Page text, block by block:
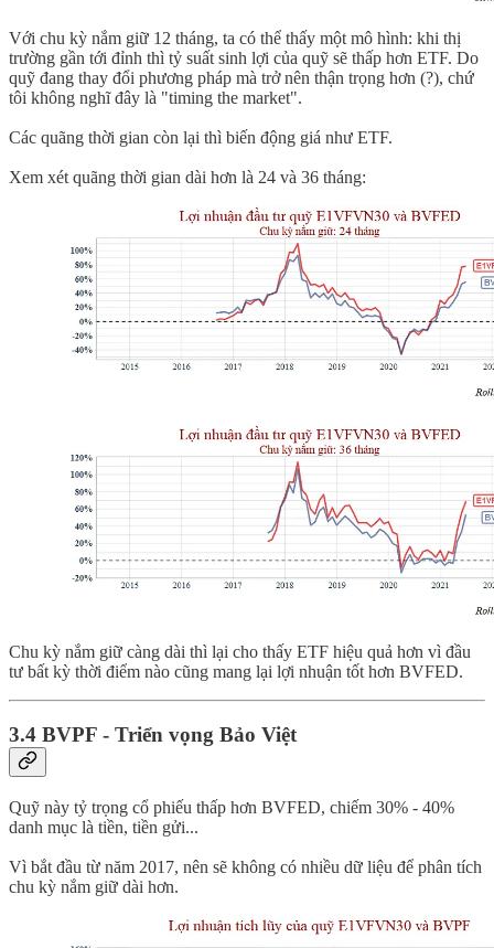
Với chu kỳ nắm giữ 12 tháng, ta có thể thấy một mô hình: khi thị
trường gần tới đỉnh thì tỷ suất sinh lợi của quỹ sẽ thấp hơn ETF. Do
quỹ đang thay đổi phương pháp mà trở nên thận trọng hơn (?), chứ
tôi không nghĩ đây là "timing the market".
Các quãng thời gian còn lại thì biến động giá như ETF.
Xem xét quãng thời gian dài hơn là 24 và 36 tháng:
Chu kỳ nắm giữ càng dài thì lại cho thấy ETF hiệu quả hơn vì đầu
tư bất kỳ thời điểm nào cũng mang lại lợi nhuận tốt hơn BVFED.
3.4 BVPF - Triển vọng Bảo Việt
Quỹ này tỷ trọng cổ phiếu thấp hơn BVFED, chiếm 30% - 40%
danh mục là tiền, tiền gửi...
Vì bắt đầu từ năm 2017, nên sẽ không có nhiều dữ liệu để phân tích
chu kỳ nắm giữ dài hơn.